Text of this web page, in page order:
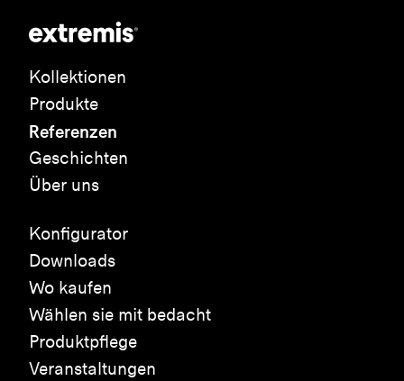
Kollektionen
Produkte
Referenzen
Geschichten
Über uns
Konfigurator
Downloads
Wo kaufen
Wählen sie mit bedacht
Produktpflege
Veranstaltungen